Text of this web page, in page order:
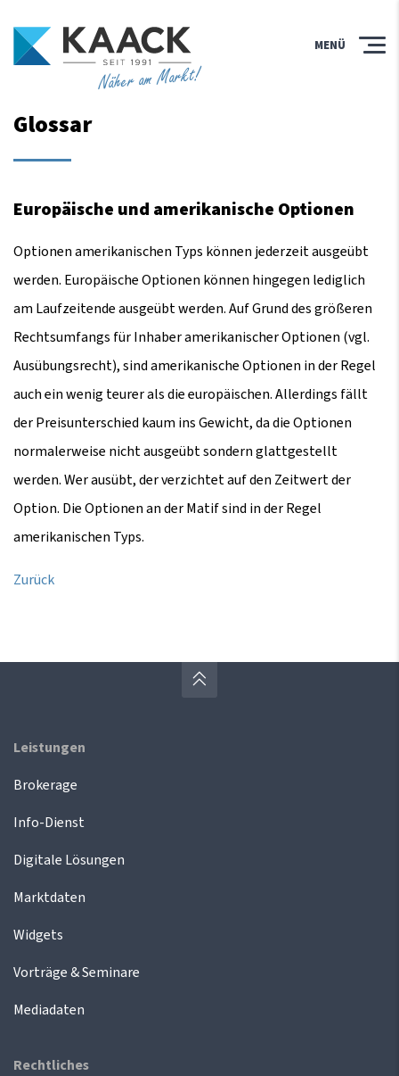
Näher am Markt!
MENÜ
Glossar
Europäische und amerikanische Optionen
Optionen amerikanischen Typs können jederzeit ausgeübt
werden. Europäische Optionen können hingegen lediglich
am Laufzeitende ausgeübt werden. Auf Grund des größeren
Rechtsumfangs für Inhaber amerikanischer Optionen (vgl.
Ausübungsrecht), sind amerikanische Optionen in der Regel
auch ein wenig teurer als die europäischen. Allerdings fällt
der Preisunterschied kaum ins Gewicht, da die Optionen
normalerweise nicht ausgeübt sondern glattgestellt
werden. Wer ausübt, der verzichtet auf den Zeitwert der
Option. Die Optionen an der Matif sind in der Regel
amerikanischen Typs.
Zurück
Leistungen
Brokerage
Info-Dienst
Digitale Lösungen
Marktdaten
Widgets
Vorträge & Seminare
Mediadaten
Rechtliches